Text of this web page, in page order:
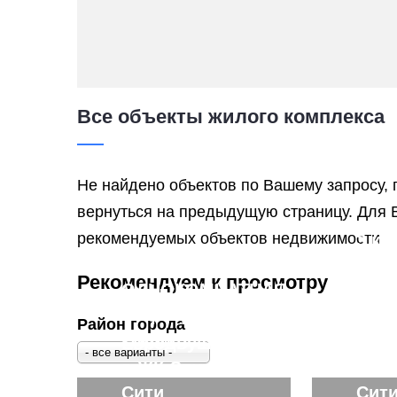
Все объекты жилого комплекса
Не найдено объектов по Вашему запросу,
вернуться на предыдущую страницу. Для
рекомендуемых объектов недвижимости
Рекомендуем к просмотру
Район города
- все варианты -
ОДНОКОМНАТНАЯ
78квм
3
Евродвушка
в ЖК Спутник
Сити
Сити